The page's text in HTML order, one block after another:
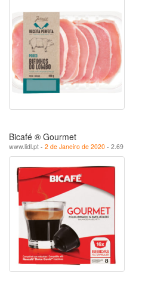
Bicafé ® Gourmet
www.lidl.pt - 2 de Janeiro de 2020 - 2.69